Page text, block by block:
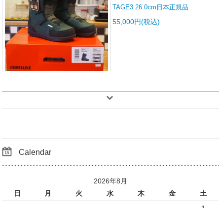
TAGE3 26.0cm日本正規品
55,000円(税込)
Calendar
2026年8月
日
月 火 水 木 金
土